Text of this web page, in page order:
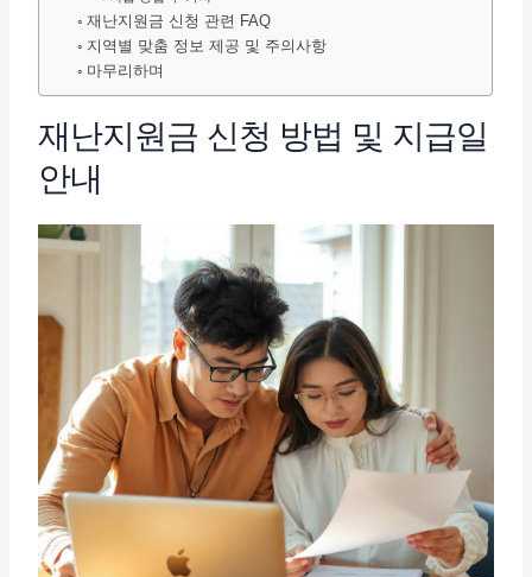
재난지원금 신청 관련 FAQ
지역별 맞춤 정보 제공 및 주의사항
마무리하며
재난지원금 신청 방법 및 지급일
안내